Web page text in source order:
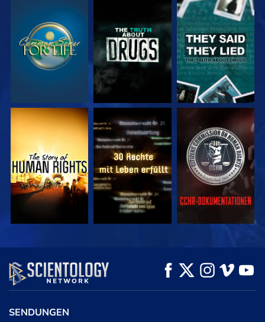
ANSEHEN ANSEHEN ANSEHEN
ANSEHEN ANSEHEN ANSEHEN
ANSEHEN
SERIE
ENTDECKEN
SENDUNGEN